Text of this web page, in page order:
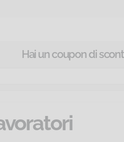
Hai un coupon di